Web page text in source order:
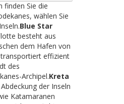
finden Sie die
wählen Sie
Blue Star
besteht aus
dem Hafen von
effizient
des
Archipel.Kreta
Abdeckung der Inseln
Katamaranen